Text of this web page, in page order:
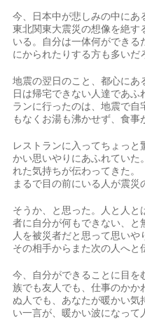
今、日本中が悲しみの中にあ
東北関東大震災の想像を絶す
いる。自分は一体何ができ
にかられたりする方も多いだ
地震の翌日のこと、都心にあ
日は帰宅できない人達であふ
ランに行ったのは、地震で
もなくお湯も沸かせず、食事
レストランに入ってちょっ
かい思いやりにあふれていた
れた気持ちが伝わってきた。
まるで目の前にいる人が震災
そうか、と思った。人と人と
者に自分が何もできない、と
人を被災者だと思って思いや
その相手からまた次の人へと
今、自分ができることに目を
族でも友人でも、仕事のかか
ぬ人でも、あなたが暖かい気
い一言が、暖かい波になって